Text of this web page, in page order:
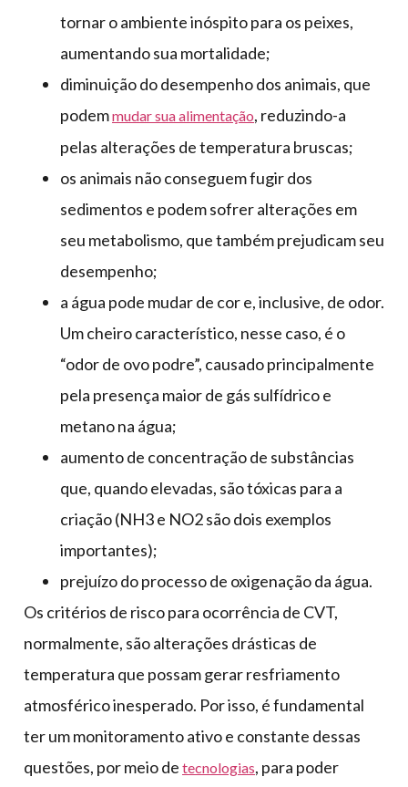
tornar o ambiente inóspito para os peixes,
aumentando sua mortalidade;
diminuição do desempenho dos animais, que
podemmudar sua alimentação, reduzindo-a
pelas alterações de temperatura bruscas;
os animais não conseguem fugir dos
sedimentos e podem sofrer alterações em
seu metabolismo, que também prejudicam seu
desempenho;
a água pode mudar de cor e, inclusive, de odor.
Um cheiro característico, nesse caso, é o
“odor de ovo podre”, causado principalmente
pela presença maior de gás sulfídrico e
metano na água;
aumento de concentração de substâncias
que, quando elevadas, são tóxicas para a
criação (NH3 e NO2 são dois exemplos
importantes);
prejuízo do processo de oxigenação da água.
Os critérios de risco para ocorrência de CVT,
normalmente, são alterações drásticas de
temperatura que possam gerar resfriamento
atmosférico inesperado. Por isso, é fundamental
ter um monitoramento ativo e constante dessas
questões, por meio de tecnologias, para poder